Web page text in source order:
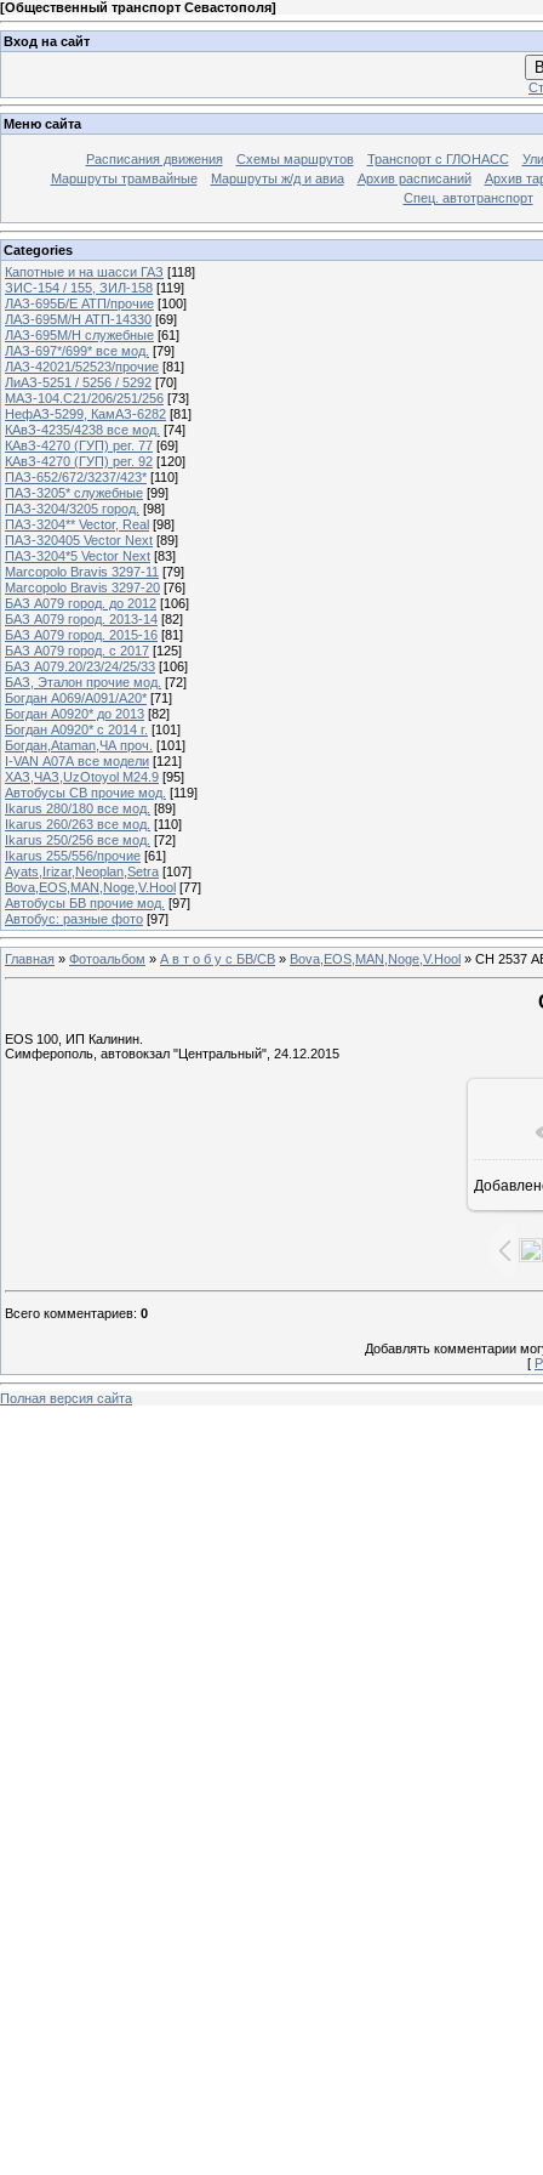
[Общественный транспорт Севастополя]
Вход на сайт
Меню сайта
Расписания движения Схемы маршрутов Транспорт с ГЛОНАСС
Маршруты трамвайные
Маршруты ж/д и авиа Архив расписаний
Архив
Спец. автотранспорт
Categories
Капотные и на шасси ГАЗ [118]
ЗИС-154 / 155, ЗИЛ-158 [119]
ЛАЗ-695Б/Е АТП/прочие [100]
ЛАЗ-695М/Н АТП-14330 [69]
ЛАЗ-695М/Н служебные [61]
ЛАЗ-697*/699* все мод. [79]
ЛАЗ-42021/52523/прочие [81]
ЛиАЗ-5251 / 5256 / 5292 [70]
МАЗ-104.C21/206/251/256 [73]
НефАЗ-5299, КамАЗ-6282 [81]
КАвЗ-4235/4238 все мод. [74]
КАвЗ-4270 (ГУП) рег. 77 [69]
КАвЗ-4270 (ГУП) рег. 92 [120]
ПАЗ-652/672/3237/423* [110]
ПАЗ-3205* служебные [99]
ПАЗ-3204/3205 город. [98]
ПАЗ-3204** Vector, Real [98]
ПАЗ-320405 Vector Next [89]
ПАЗ-3204*5 Vector Next [83]
Marcopolo Bravis 3297-11 [79]
Marcopolo Bravis 3297-20 [76]
БАЗ А079 город. до 2012 [106]
БАЗ А079 город. 2013-14 [82]
БАЗ А079 город. 2015-16 [81]
БАЗ А079 город. с 2017 [125]
БАЗ А079.20/23/24/25/33 [106]
БАЗ, Эталон прочие мод. [72]
Богдан А069/А091/А20* [71]
Богдан А0920* до 2013 [82]
Богдан А0920* с 2014 г. [101]
Богдан,Ataman,ЧА проч. [101]
I-VAN А07А все модели [121]
ХАЗ,ЧАЗ,UzOtoyol M24.9 [95]
Автобусы СВ прочие мод. [119]
Ikarus 280/180 все мод. [89]
Ikarus 260/263 все мод. [110]
Ikarus 250/256 все мод. [72]
Ikarus 255/556/прочие [61]
Ayats,Irizar,Neoplan,Setra [107]
Bova,EOS,MAN,Noge,V.Hool [77]
Автобусы БВ прочие мод. [97]
Автобус: разные фото [97]
Главная » Фотоальбом » А в т о б у с БВ/СВ » Bova,EOS,MAN,Noge,V.Hool » СН 2537
EOS 100, ИП Калинин.
Симферополь, автовокзал "Центральный", 24.12.2015
Всего комментариев: 0
Добавлять комментарии
[
Полная версия сайта